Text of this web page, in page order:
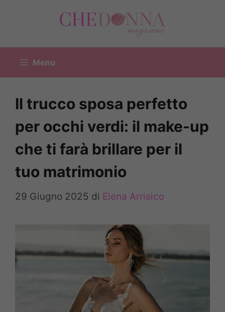
Menu
Il trucco sposa perfetto
per occhi verdi: il make-up
che ti farà brillare per il
tuo matrimonio
29 Giugno 2025 di Elena Arrisico